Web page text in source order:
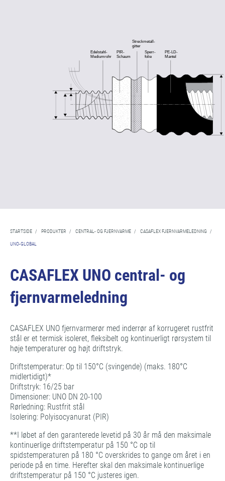
STARTSIDE / PRODUKTER / CENTRAL- OG FJERNVARME / CASAFLEX FJERNVARMELEDNING /
UNO-GLOBAL
CASAFLEX UNO central- og
fjernvarmeledning
CASAFLEX UNO fjernvarmerør med inderrør af korrugeret rustfrit
stål er et termisk isoleret, fleksibelt og kontinuerligt rørsystem til
høje temperaturer og højt driftstryk.
Driftstemperatur: Op til 150°C (svingende) (maks. 180°C
midlertidigt)*
Driftstryk: 16/25 bar
Dimensioner: UNO DN 20-100
Rørledning: Rustfrit stål
Isolering: Polyisocyanurat (PIR)
**I løbet af den garanterede levetid på 30 år må den maksimale
kontinuerlige driftstemperatur på 150 °C op til
spidstemperaturen på 180 °C overskrides to gange om året i en
periode på en time. Herefter skal den maksimale kontinuerlige
driftstemperatur på 150 °C justeres igen.